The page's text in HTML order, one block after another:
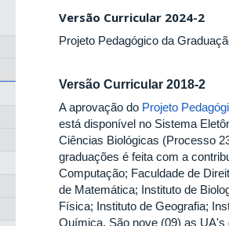
Versão Curricular 2024-2
Projeto Pedagógico da
Versão Curricular 2018-2
A aprovação do Projeto
está disponível no Sistema
Ciências Biológicas (Processo
graduações é feita com a
Computação; Faculdade de
de Matemática; Instituto de
Física; Instituto de Geografia;
Química. São nove (09) as UA's